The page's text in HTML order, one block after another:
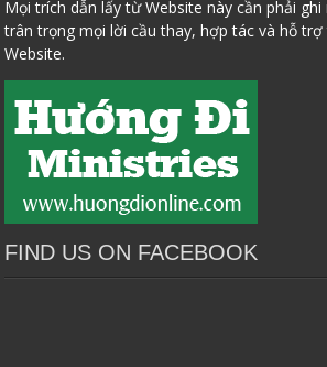
Mọi trích dẫn lấy từ Website này cần phải
trân trọng mọi lời cầu thay, hợp tác và hỗ
Website.
FIND US ON FACEBOOK